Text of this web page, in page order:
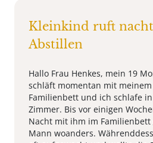
Kleinkind ruft
Abstillen
Hallo Frau Henkes, mein 19
schläft momentan mit
Familienbett und ich schlafe
Zimmer. Bis vor einigen
Nacht mit ihm im
Mann woanders.